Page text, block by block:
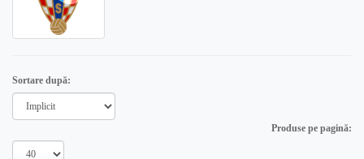
Sortare după:
Produse pe pagină: